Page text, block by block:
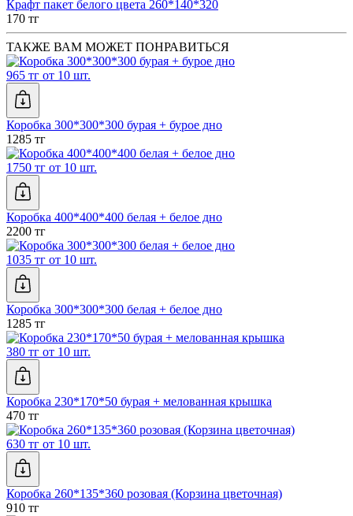
Крафт пакет белого цвета 260*140*320
170 тг
ТАКЖЕ ВАМ МОЖЕТ ПОНРАВИТЬСЯ
965 тг от 10 шт.
Коробка 300*300*300 бурая + бурое дно
1285 тг
1750 тг от 10 шт.
Коробка 400*400*400 белая + белое дно
2200 тг
1035 тг от 10 шт.
Коробка 300*300*300 белая + белое дно
1285 тг
380 тг от 10 шт.
Коробка 230*170*50 бурая + мелованная крышка
470 тг
630 тг от 10 шт.
Коробка 260*135*360 розовая (Корзина цветочная)
910 тг